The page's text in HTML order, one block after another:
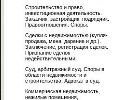
Строительство и право,
инвестиционная деятельность.
Заказчик, застройщик, подрядчик.
Правоотношения. Споры.
Сделки с недвижимостью (купля-
продажа, мена, дарение и др.).
Заключение, регистрация сделок.
Признание сделок
недействительными.
Суд, арбитражный суд. Споры в
области недвижимости и
строительства. Адвокат в суд.
Коммерческая недвижимость,
нежилые помещения,